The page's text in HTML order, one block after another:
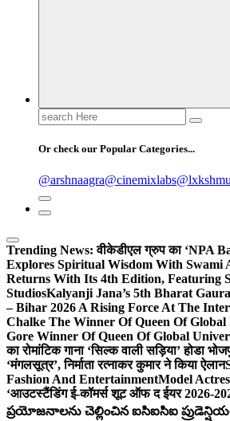
Search
for:
Or check our Popular Categories...
@arshnaagra@cinemixlabs
Trending News: वीकेडीएल ग्रुप का ‘NPA
Explores Spiritual Wisdom With
Returns With Its 4th Edition, Featuring
StudiosKalyanji Jana’s 5th Bharat
– Bihar 2026 A Rising Force At The
Chalke The Winner Of Queen Of
Gore Winner Of Queen Of Global
का रोमांटिक गाना ‘सिल्क वाली सड़िया’ होडा
‘मंगलसूत्र’, निर्माता रत्नाकर कुमार ने किया ऐलान
Fashion And EntertainmentModel
‘आउटस्टैंडिंग ई-कॉमर्स शूट ऑफ द ईयर 2026-
ప్రయోజనాలను చెల్లించిన ఐసిఐసిఐ